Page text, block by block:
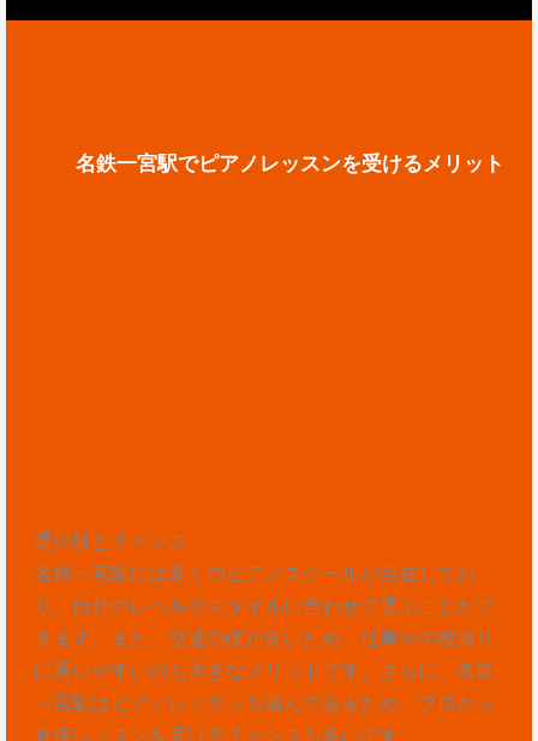
名鉄一宮駅でピアノレッスンを受けるメリット
選択肢とチャンス
名鉄一宮駅には多くのピアノスクールが点在してお
り、自分のレベルやスタイルに合わせて選ぶことがで
きます。また、交通の便が良いため、仕事や学校帰り
に通いやすいのも大きなメリットです。さらに、名鉄
一宮駅はピアノレッスンも盛んであるため、プロから
直接レッスンを受けるチャンスも多いです。